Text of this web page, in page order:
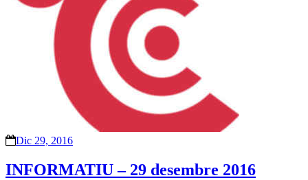
Dic 29, 2016
INFORMATIU – 29 desembre 2016